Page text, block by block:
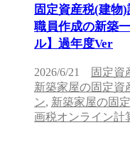
固定資産税(建物
職員作成の新築
ル】過年度Ver
2026/6/21 固定資
新築家屋の固定資
ン, 新築家屋の固
画税オンライン計